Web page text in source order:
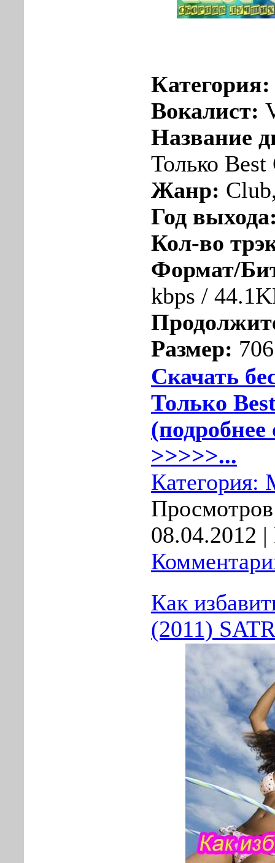
Вокалист:
Название
Только Best
Жанр:
Год
Кол-во
Формат/
kbps /
Размер:
Скачать
Только
(подробнее
>>>>>...
Категория:
08.04.2012 |
Как
(2011)